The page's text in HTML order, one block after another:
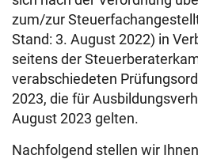
zum/zur
Stand: 3. August 2022) in
seitens der
verabschiedeten
2023, die für
August 2023 gelten.
Nachfolgend stellen wir